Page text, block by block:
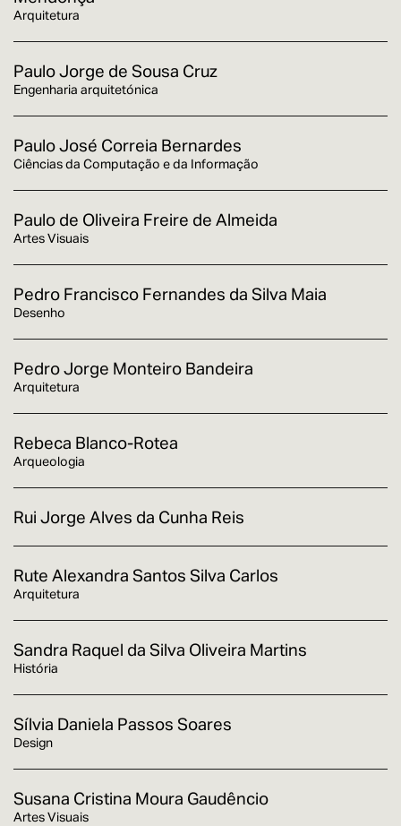
Arquitetura
Paulo Jorge de Sousa Cruz
Engenharia arquitetónica
Paulo José Correia Bernardes
Ciências da Computação e da Informação
Paulo de Oliveira Freire de Almeida
Artes Visuais
Pedro Francisco Fernandes da Silva Maia
Desenho
Pedro Jorge Monteiro Bandeira
Arquitetura
Rebeca Blanco-Rotea
Arqueologia
Rui Jorge Alves da Cunha Reis
Rute Alexandra Santos Silva Carlos
Arquitetura
Sandra Raquel da Silva Oliveira Martins
História
Sílvia Daniela Passos Soares
Design
Susana Cristina Moura Gaudêncio
Artes Visuais